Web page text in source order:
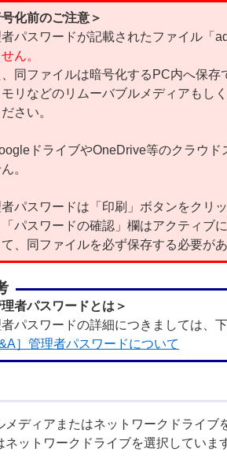
号化前のご注意＞
パスワードが記載されたファイル「
ん。
、同ファイルは暗号化するPC内へ保
モリなどのリムーバブルメディアもし
さい。
ドライブやOneDrive等のクラウ
。
パスワードは「印刷」ボタンをクリ
パスワードの確認」欄はアクティブ
て、同ファイルを必ず保存する必要が
理者パスワードとは＞
パスワードの詳細につきましては、
］管理者パスワードについて
メディアまたはネットワークドライ
ットワークドライブを選択していま